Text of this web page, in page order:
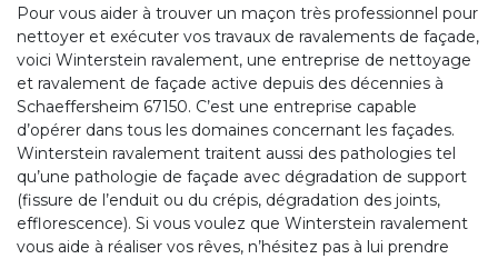
Pour vous aider à trouver un maçon très professionnel pour
nettoyer et exécuter vos travaux de ravalements de façade,
voici Winterstein ravalement, une entreprise de nettoyage
et ravalement de façade active depuis des décennies à
Schaeffersheim 67150. C’est une entreprise capable
d’opérer dans tous les domaines concernant les façades.
Winterstein ravalement traitent aussi des pathologies tel
qu’une pathologie de façade avec dégradation de support
(fissure de l’enduit ou du crépis, dégradation des joints,
efflorescence). Si vous voulez que Winterstein ravalement
vous aide à réaliser vos rêves, n’hésitez pas à lui prendre